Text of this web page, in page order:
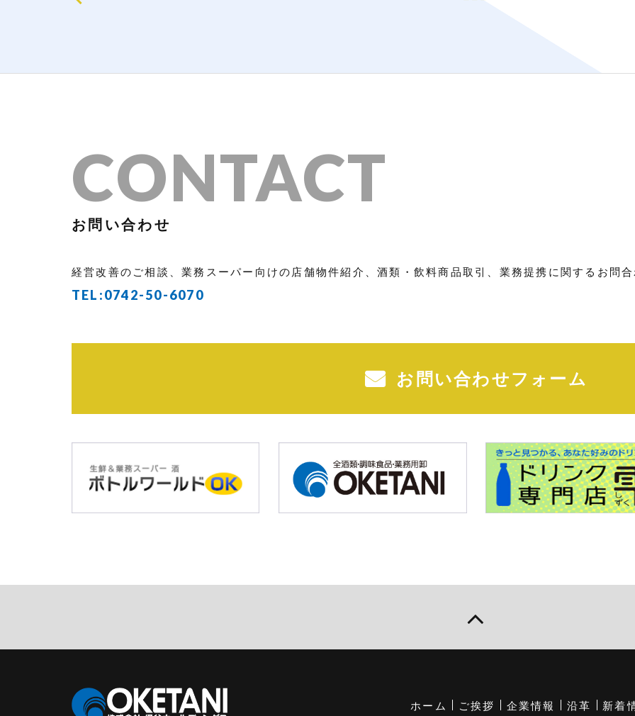
CONTACT
お問い合わせ
経営改善のご相談、業務スーパー向けの店舗物件紹介、酒類・飲料商品取引、業務提携に関するお問
TEL:0742-50-6070
お問い合わせフォーム
ホーム ご挨拶 企業情報 沿革 新着